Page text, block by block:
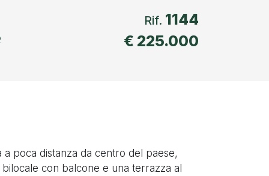
Rif. 1144
€ 225.000
poca distanza da centro del paese,
con balcone e una terrazza al